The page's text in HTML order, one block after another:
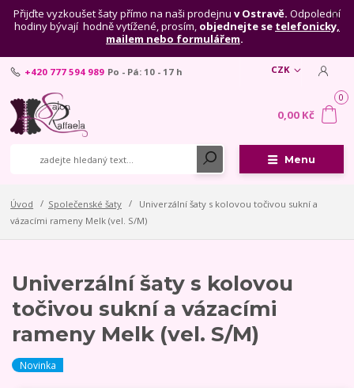
Přijďte vyzkoušet šaty přímo na naši prodejnu v Ostravě. Odpolední
hodiny bývají hodně vytížené, prosím, objednejte se telefonicky,
mailem nebo formulářem.
Menu
CZK
+420 777 594 989 Po - Pá: 10 - 17 h
0
0,00 Kč
Úvod Společenské šaty
Univerzální šaty s kolovou točivou sukní a
vázacími rameny Melk (vel. S/M)
Univerzální šaty s kolovou
točivou sukní a vázacími
rameny Melk (vel. S/M)
Novinka